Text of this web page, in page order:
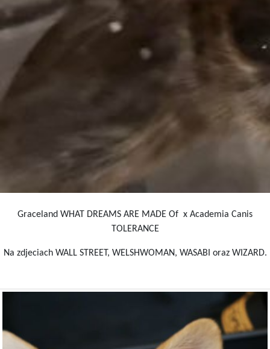
Graceland WHAT DREAMS ARE MADE Of x Academia Canis
TOLERANCE
Na zdjeciach WALL STREET, WELSHWOMAN, WASABI oraz WIZARD.